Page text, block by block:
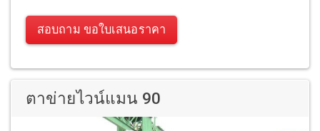
สอบถาม ขอใบเสนอราคา
ตาข่ายไวน์แมน 90